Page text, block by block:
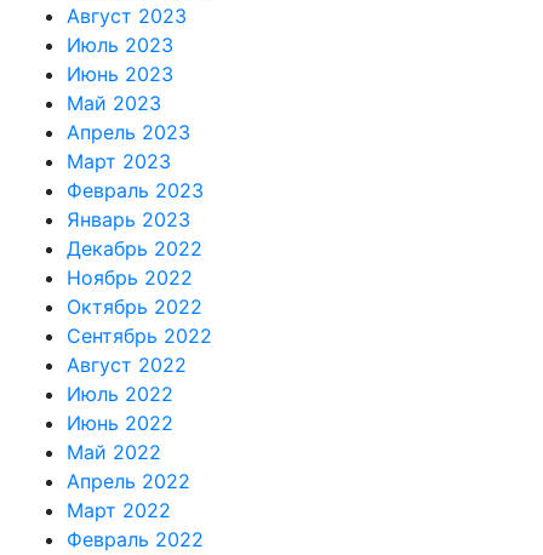
Август 2023
Июль 2023
Июнь 2023
Май 2023
Апрель 2023
Март 2023
Февраль 2023
Январь 2023
Декабрь 2022
Ноябрь 2022
Октябрь 2022
Сентябрь 2022
Август 2022
Июль 2022
Июнь 2022
Май 2022
Апрель 2022
Март 2022
Февраль 2022